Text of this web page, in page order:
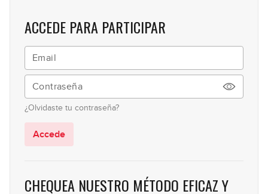
04:38
06:01
ACCEDE PARA PARTICIPAR
¿Olvidaste tu contraseña?
Accede
CHEQUEA NUESTRO MÉTODO EFICAZ Y